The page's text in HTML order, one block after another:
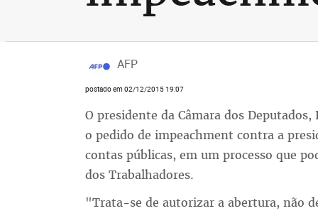
AFP
postado em 02/12/2015 19:07
O presidente da Câmara dos
o pedido de impeachment contra a
contas públicas, em um processo que
dos Trabalhadores.
"Trata-se de autorizar a abertura, não